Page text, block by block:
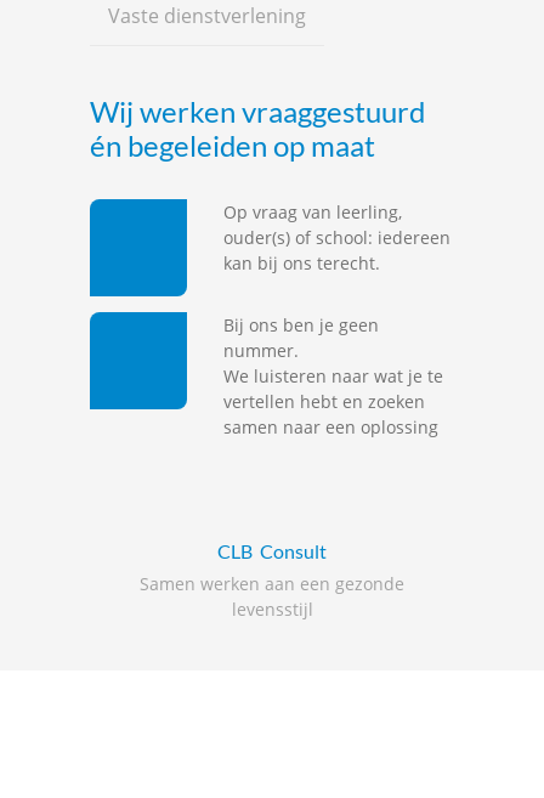
Vaste dienstverlening
Wij werken vraaggestuurd
én begeleiden op maat
Op vraag van leerling,
ouder(s) of school: iedereen
kan bij ons terecht.
Bij ons ben je geen
nummer.
We luisteren naar wat je te
vertellen hebt en zoeken
samen naar een oplossing
CLB Consult
Samen werken aan een gezonde
levensstijl